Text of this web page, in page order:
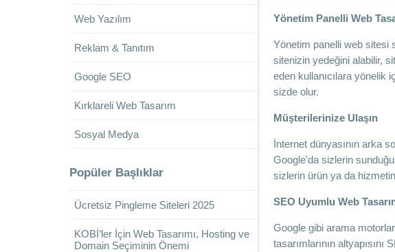
Yönetim Panelli Web
Yönetim panelli web sitesi
sitenizin yedeğini alabilir,
eden kullanıcılara yönelik
sizde olur.
Müşterilerinize Ulaşın
İnternet dünyasının arka
Google'da sizlerin
sizlerin ürün ya da
SEO Uyumlu Web
Google gibi arama
tasarımlarının
Web Yazılım
Reklam & Tanıtım
Google SEO
Kırklareli Web Tasarım
Sosyal Medya
Popüler Başlıklar
Ücretsiz Pingleme Siteleri 2025
KOBİ’ler İçin Web Tasarımı, Hosting ve
Domain Seçiminin Önemi